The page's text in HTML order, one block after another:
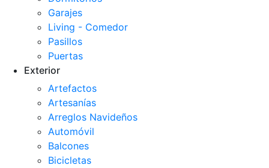
Garajes
Living - Comedor
Pasillos
Puertas
Exterior
Artefactos
Artesanías
Arreglos Navideños
Automóvil
Balcones
Bicicletas